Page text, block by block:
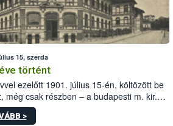
15, szerda
történt
ezelőtt 1901. július 15-én, költözött be
még csak részben – a budapesti m. kir.
állomás a Kis Rókus utca
alatti, Czigler Győző által tervezett új
>